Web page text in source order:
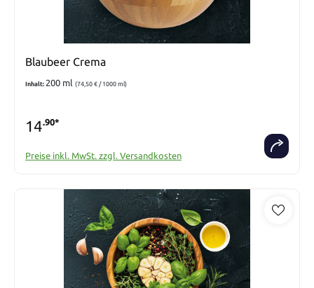
Blaubeer Crema
Inhalt: 200 ml (74,50 € / 1000 ml)
14.90*
Preise inkl. MwSt. zzgl. Versandkosten